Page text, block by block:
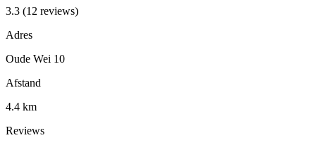
3.3 (12 reviews)
Adres
Oude Wei 10
Afstand
4.4 km
Reviews